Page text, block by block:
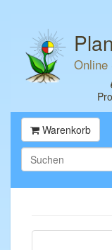
Online
Warenkorb